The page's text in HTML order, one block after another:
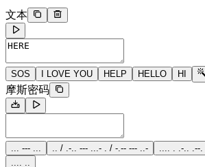
文本
SOS I LOVE YOU HELP HELLO HI
摩斯密码
... --- ... .. / .-.. --- ...- . / -.-- --- ..- .... . .-.. .--.